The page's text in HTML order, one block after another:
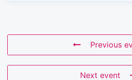
Previous
Next event